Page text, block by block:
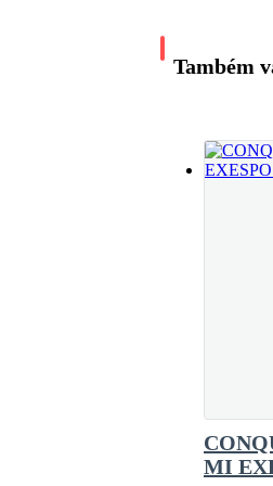
instante.
Também
MI